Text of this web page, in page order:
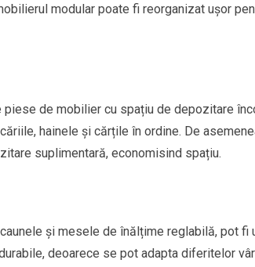
modular poate fi reorganizat ușor
de mobilier cu spațiu de depozitare
hainele și cărțile în ordine. De
suplimentară, economisind spațiu.
și mesele de înălțime reglabilă, pot
deoarece se pot adapta diferitelor